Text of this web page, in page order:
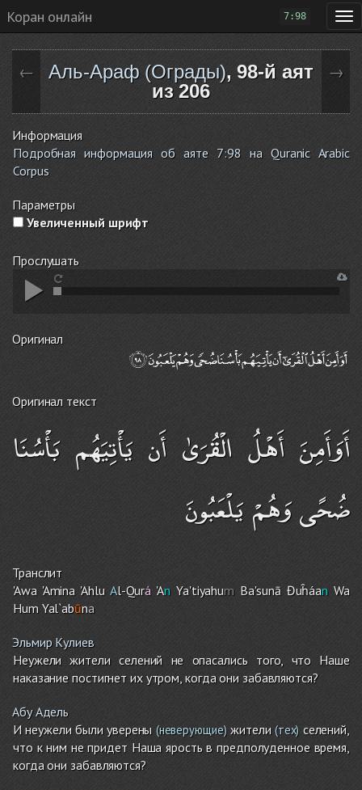
Коран онлайн 7:98
← Аль-Араф (Ограды), 98-й аят
из 206
→
Информация
Подробная информация об аяте 7:98 на Quranic Arabic
Corpus
Параметры
Увеличенный шрифт
Прослушать
Оригинал
Оригинал текст
أَوَأَمِنَ أَهْلُ الْقُرَىٰ أَن يَأْتِيَهُم بَأْسُنَا
ضُحًى وَهُمْ يَلْعَبُونَ
Транслит
'Awa 'Amina 'AhluAl-Qurá 'AnYa'tiyahum Ba'sunā Đuĥáan Wa
HumYal`abūna
Эльмир Кулиев
Неужели жители селений не опасались того, что Наше
наказание постигнет их утром, когда они забавляются?
Абу Адель
И неужели были уверены (неверующие)жители(тех) селений,
что к ним не придет Наша ярость в предполуденное время,
когда они забавляются?